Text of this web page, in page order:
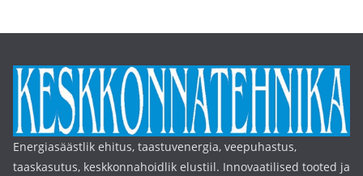
Energiasäästlik ehitus, taastuvenergia, veepuhastus,
taaskasutus, keskkonnahoidlik elustiil. Innovaatilised tooted ja